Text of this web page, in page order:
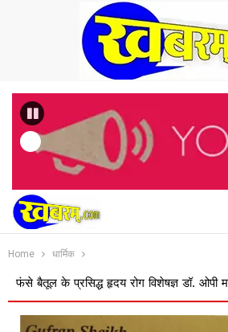
Previous
Home धार्मिक
हृदय रोग विशेषज्ञ डॉ. ओपी माहौर को